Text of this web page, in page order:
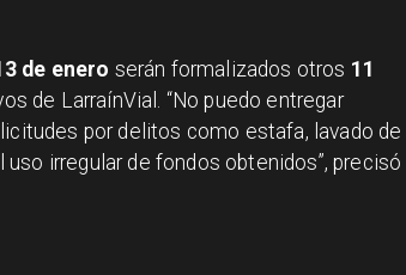
de enero serán formalizados otros 11
de LarraínVial. “No puedo entregar
por delitos como estafa, lavado de
irregular de fondos obtenidos”, precisó